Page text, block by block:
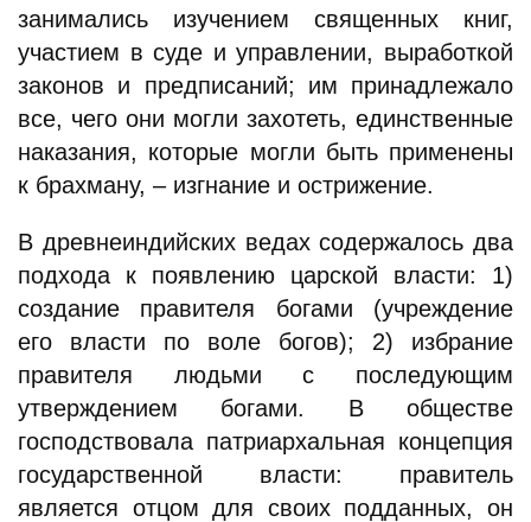
занимались изучением священных книг,
участием в суде и управлении, выработкой
законов и предписаний; им принадлежало
все, чего они могли захотеть, единственные
наказания, которые могли быть применены
к брахману, – изгнание и острижение.
В древнеиндийских ведах содержалось два
подхода к появлению царской власти: 1)
создание правителя богами (учреждение
его власти по воле богов); 2) избрание
правителя людьми с последующим
утверждением богами. В обществе
господствовала патриархальная концепция
государственной власти: правитель
является отцом для своих подданных, он